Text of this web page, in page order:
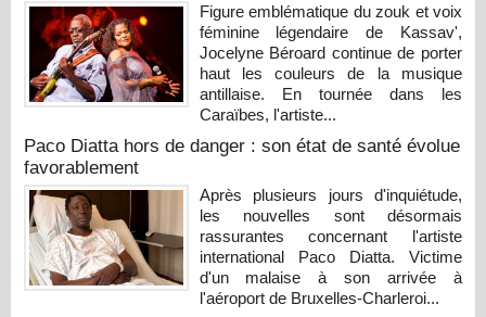
Figure emblématique du zouk et voix
féminine légendaire de Kassav',
Jocelyne Béroard continue de porter
haut les couleurs de la musique
antillaise. En tournée dans les
Caraïbes, l'artiste...
Paco Diatta hors de danger : son état de santé évolue
favorablement
Après plusieurs jours d'inquiétude,
les nouvelles sont désormais
rassurantes concernant l'artiste
international Paco Diatta. Victime
d'un malaise à son arrivée à
l'aéroport de Bruxelles-Charleroi...